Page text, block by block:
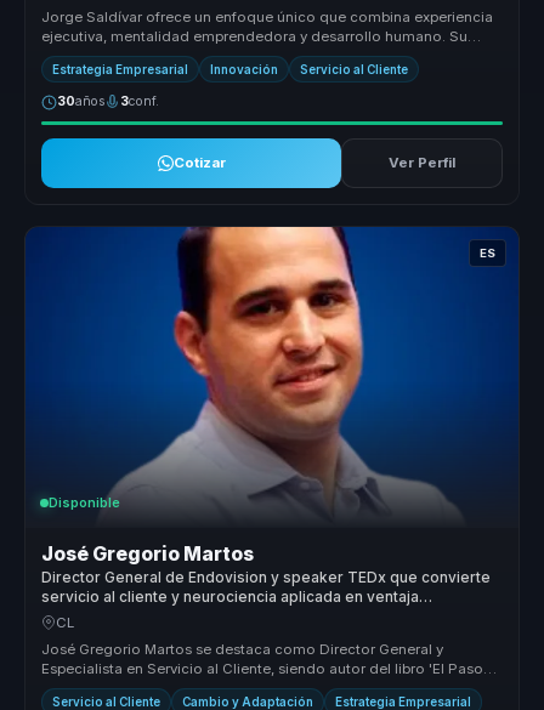
Jorge Saldívar ofrece un enfoque único que combina experiencia
ejecutiva, mentalidad emprendedora y desarrollo humano. Su
metodología Ret...
Estrategia Empresarial Innovación Servicio al Cliente
30años 3conf.
Cotizar Ver Perfil
ES
Disponible
José Gregorio Martos
Director General de Endovision y speaker TEDx que convierte
servicio al cliente y neurociencia aplicada en ventaja
competitiva para empresas.
CL
José Gregorio Martos se destaca como Director General y
Especialista en Servicio al Cliente, siendo autor del libro 'El Paso
Más Pequeño'...
Servicio al Cliente Cambio y Adaptación Estrategia Empresarial